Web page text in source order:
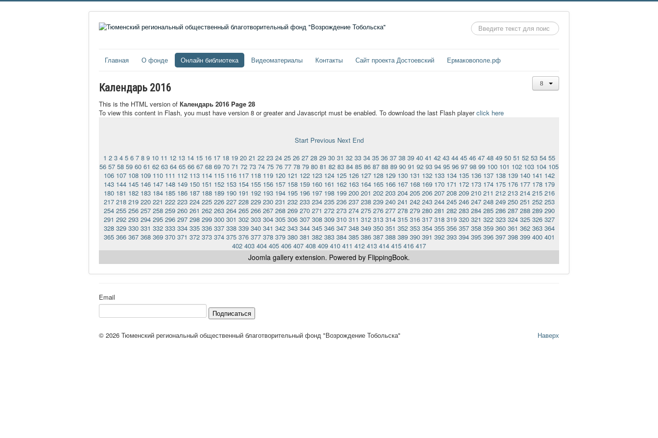
Искать...
Главная О фонде Онлайн библиотека Видеоматериалы Контакты Сайт проекта Достоевский Ермаковополе.рф
Календарь 2016
This is the HTML version of Календарь 2016 Page 28
To view this content in Flash, you must have version 8 or greater and Javascript must be enabled. To download the last Flash playerclick here
Start Previous Next End
1 2 3 4 5 6 7 8 9 10 11 12 13 14 15 16 17 18 19 20 21 22 23 24 25 26 27 28 29 30 31 32 33 34 35 36 37 38 39 40 41 42 43 44 45 46 47 48 49 50 51 52 53 54 55
56 57 58 59 60 61 62 63 64 65 66 67 68 69 70 71 72 73 74 75 76 77 78 79 80 81 82 83 84 85 86 87 88 89 90 91 92 93 94 95 96 97 98 99 100 101 102 103 104 105
106 107 108 109 110 111 112 113 114 115 116 117 118 119 120 121 122 123 124 125 126 127 128 129 130 131 132 133 134 135 136 137 138 139 140 141 142
143 144 145 146 147 148 149 150 151 152 153 154 155 156 157 158 159 160 161 162 163 164 165 166 167 168 169 170 171 172 173 174 175 176 177 178 179
180 181 182 183 184 185 186 187 188 189 190 191 192 193 194 195 196 197 198 199 200 201 202 203 204 205 206 207 208 209 210 211 212 213 214 215 216
217 218 219 220 221 222 223 224 225 226 227 228 229 230 231 232 233 234 235 236 237 238 239 240 241 242 243 244 245 246 247 248 249 250 251 252 253
254 255 256 257 258 259 260 261 262 263 264 265 266 267 268 269 270 271 272 273 274 275 276 277 278 279 280 281 282 283 284 285 286 287 288 289 290
291 292 293 294 295 296 297 298 299 300 301 302 303 304 305 306 307 308 309 310 311 312 313 314 315 316 317 318 319 320 321 322 323 324 325 326 327
328 329 330 331 332 333 334 335 336 337 338 339 340 341 342 343 344 345 346 347 348 349 350 351 352 353 354 355 356 357 358 359 360 361 362 363 364
365 366 367 368 369 370 371 372 373 374 375 376 377 378 379 380 381 382 383 384 385 386 387 388 389 390 391 392 393 394 395 396 397 398 399 400 401
402 403 404 405 406 407 408 409 410 411 412 413 414 415 416 417
Joomla gallery extension. Powered by FlippingBook.
Email
Подписаться
Наверх
© 2026 Тюменский региональный общественный благотворительный фонд "Возрождение Тобольска"